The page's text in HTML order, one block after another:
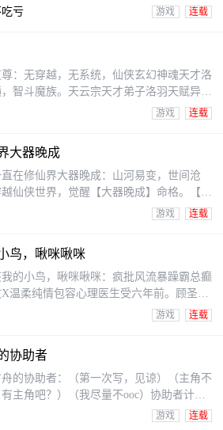
约瑟夫鹰队夺得NCAA冠军后，参加NBA
以领袖身份建立王朝，成就一人一城的球
干年后，NBA名人堂典礼上，李星斗的引
奇球星阿伦·艾弗森（AllenIverson）幽默
亏 游戏 连载
尊：无穿越，无系统，仙侠玄幻神魂天才洛
智斗魔族。天云宗天才弟子洛羽天赋异
能力极强，擅长神魂秘术。通过秘境考
设法获取资源，收服邪道武修和灵兽族
，打击邪道势力、魔族大军。
游戏 连载
大器晚成
在修仙界大器晚成：山河易变，世间沧
仙侠世界，觉醒【大器晚成】命格。【命
。】【属性：坚韧不拔，必有所成。】看
。只有把握当下，珍惜眼前的老婆孩子热
三本精品，《我重写了家族历史》、《修
天轮回》、《从白鹿原开始的诸天》）
游戏 连载
鸟，啾咪啾咪
的小鸟，啾咪啾咪：疯批风流暴躁霸总癫
温柔纯情包容心理医生受六年前。顾圣
子的鸟！跪下，爬上看！给老子飞！说喜
我没你，活不下去！我做鬼都要缠着
：顾圣恩，我不爱你了??六年后顾圣恩：
的鸟，你给母亲套上笼子！套上！你并不
当我干死你！??许鸮崽：??无奈的
游戏 连载
协助者
的协助者：（第一次写，见谅）（主角不
主角吧？）（我尽量不ooc）协助者计划
文明步入更高阶段的文化与科技水平，以
游戏 连载